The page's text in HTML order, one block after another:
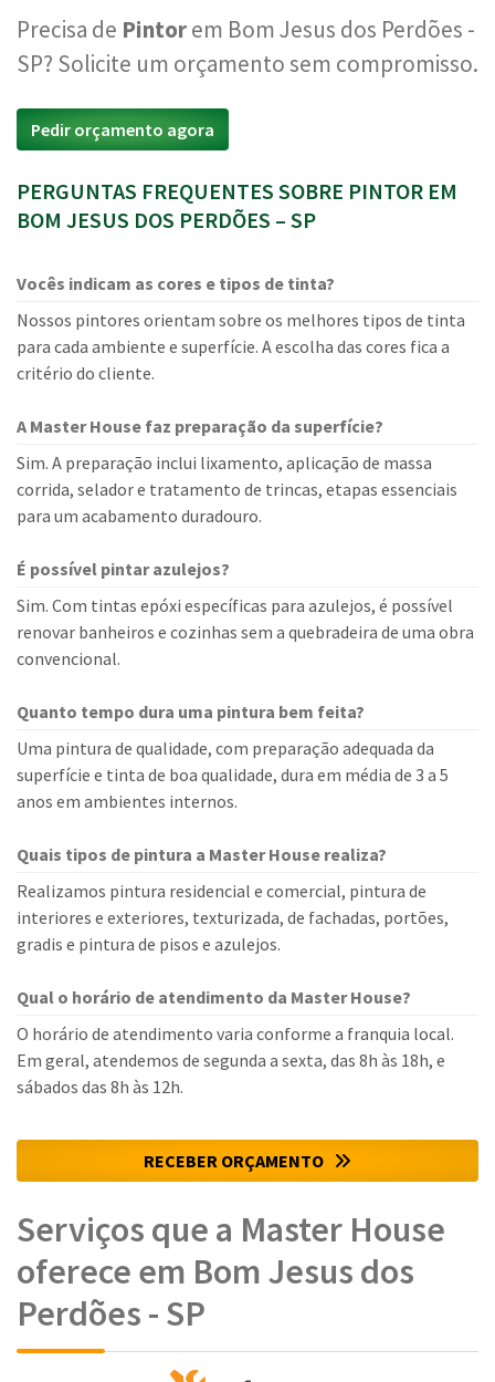
Precisa de Pintorem Bom Jesus dos Perdões -
SP? Solicite um orçamento sem compromisso.
Pedir orçamento agora
PERGUNTAS FREQUENTES SOBRE PINTOR EM
BOM JESUS DOS PERDÕES – SP
Vocês indicam as cores e tipos de tinta?
Nossos pintores orientam sobre os melhores tipos de tinta
para cada ambiente e superfície. A escolha das cores fica a
critério do cliente.
A Master House faz preparação da superfície?
Sim. A preparação inclui lixamento, aplicação de massa
corrida, selador e tratamento de trincas, etapas essenciais
para um acabamento duradouro.
É possível pintar azulejos?
Sim. Com tintas epóxi específicas para azulejos, é possível
renovar banheiros e cozinhas sem a quebradeira de uma obra
convencional.
Quanto tempo dura uma pintura bem feita?
Uma pintura de qualidade, com preparação adequada da
superfície e tinta de boa qualidade, dura em média de 3 a 5
anos em ambientes internos.
Quais tipos de pintura a Master House realiza?
Realizamos pintura residencial e comercial, pintura de
interiores e exteriores, texturizada, de fachadas, portões,
gradis e pintura de pisos e azulejos.
Qual o horário de atendimento da Master House?
O horário de atendimento varia conforme a franquia local.
Em geral, atendemos de segunda a sexta, das 8h às 18h, e
sábados das 8h às 12h.
RECEBER ORÇAMENTO
Serviços que a Master House
oferece em Bom Jesus dos
Perdões - SP